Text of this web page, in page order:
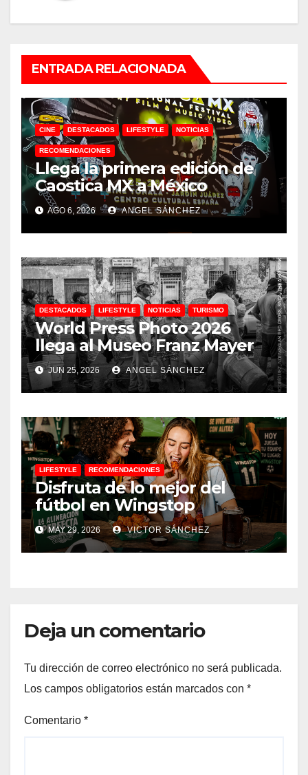
ENTRADA RELACIONADA
CINE DESTACADOS LIFESTYLE NOTICIAS
RECOMENDACIONES
Llega la primera edición de
Caostica MX a México
AGO 6, 2026 ANGEL SÁNCHEZ
DESTACADOS LIFESTYLE NOTICIAS TURISMO
World Press Photo 2026
llega al Museo Franz Mayer
JUN 25, 2026 ANGEL SÁNCHEZ
LIFESTYLE RECOMENDACIONES
Disfruta de lo mejor del
fútbol en Wingstop
MAY 29, 2026 VICTOR SÁNCHEZ
Deja un comentario
Tu dirección de correo electrónico no será publicada.
Los campos obligatorios están marcados con *
Comentario *